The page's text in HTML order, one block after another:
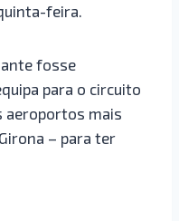
feira.
fosse
para o circuito
aeroportos mais
– para ter